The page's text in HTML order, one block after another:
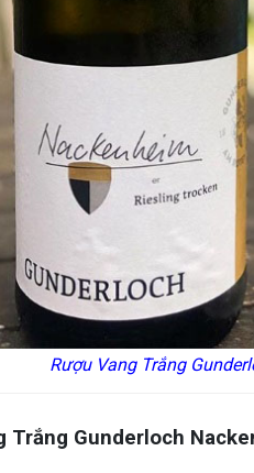
Rượu Vang Trắng
Trắng Gunderloch